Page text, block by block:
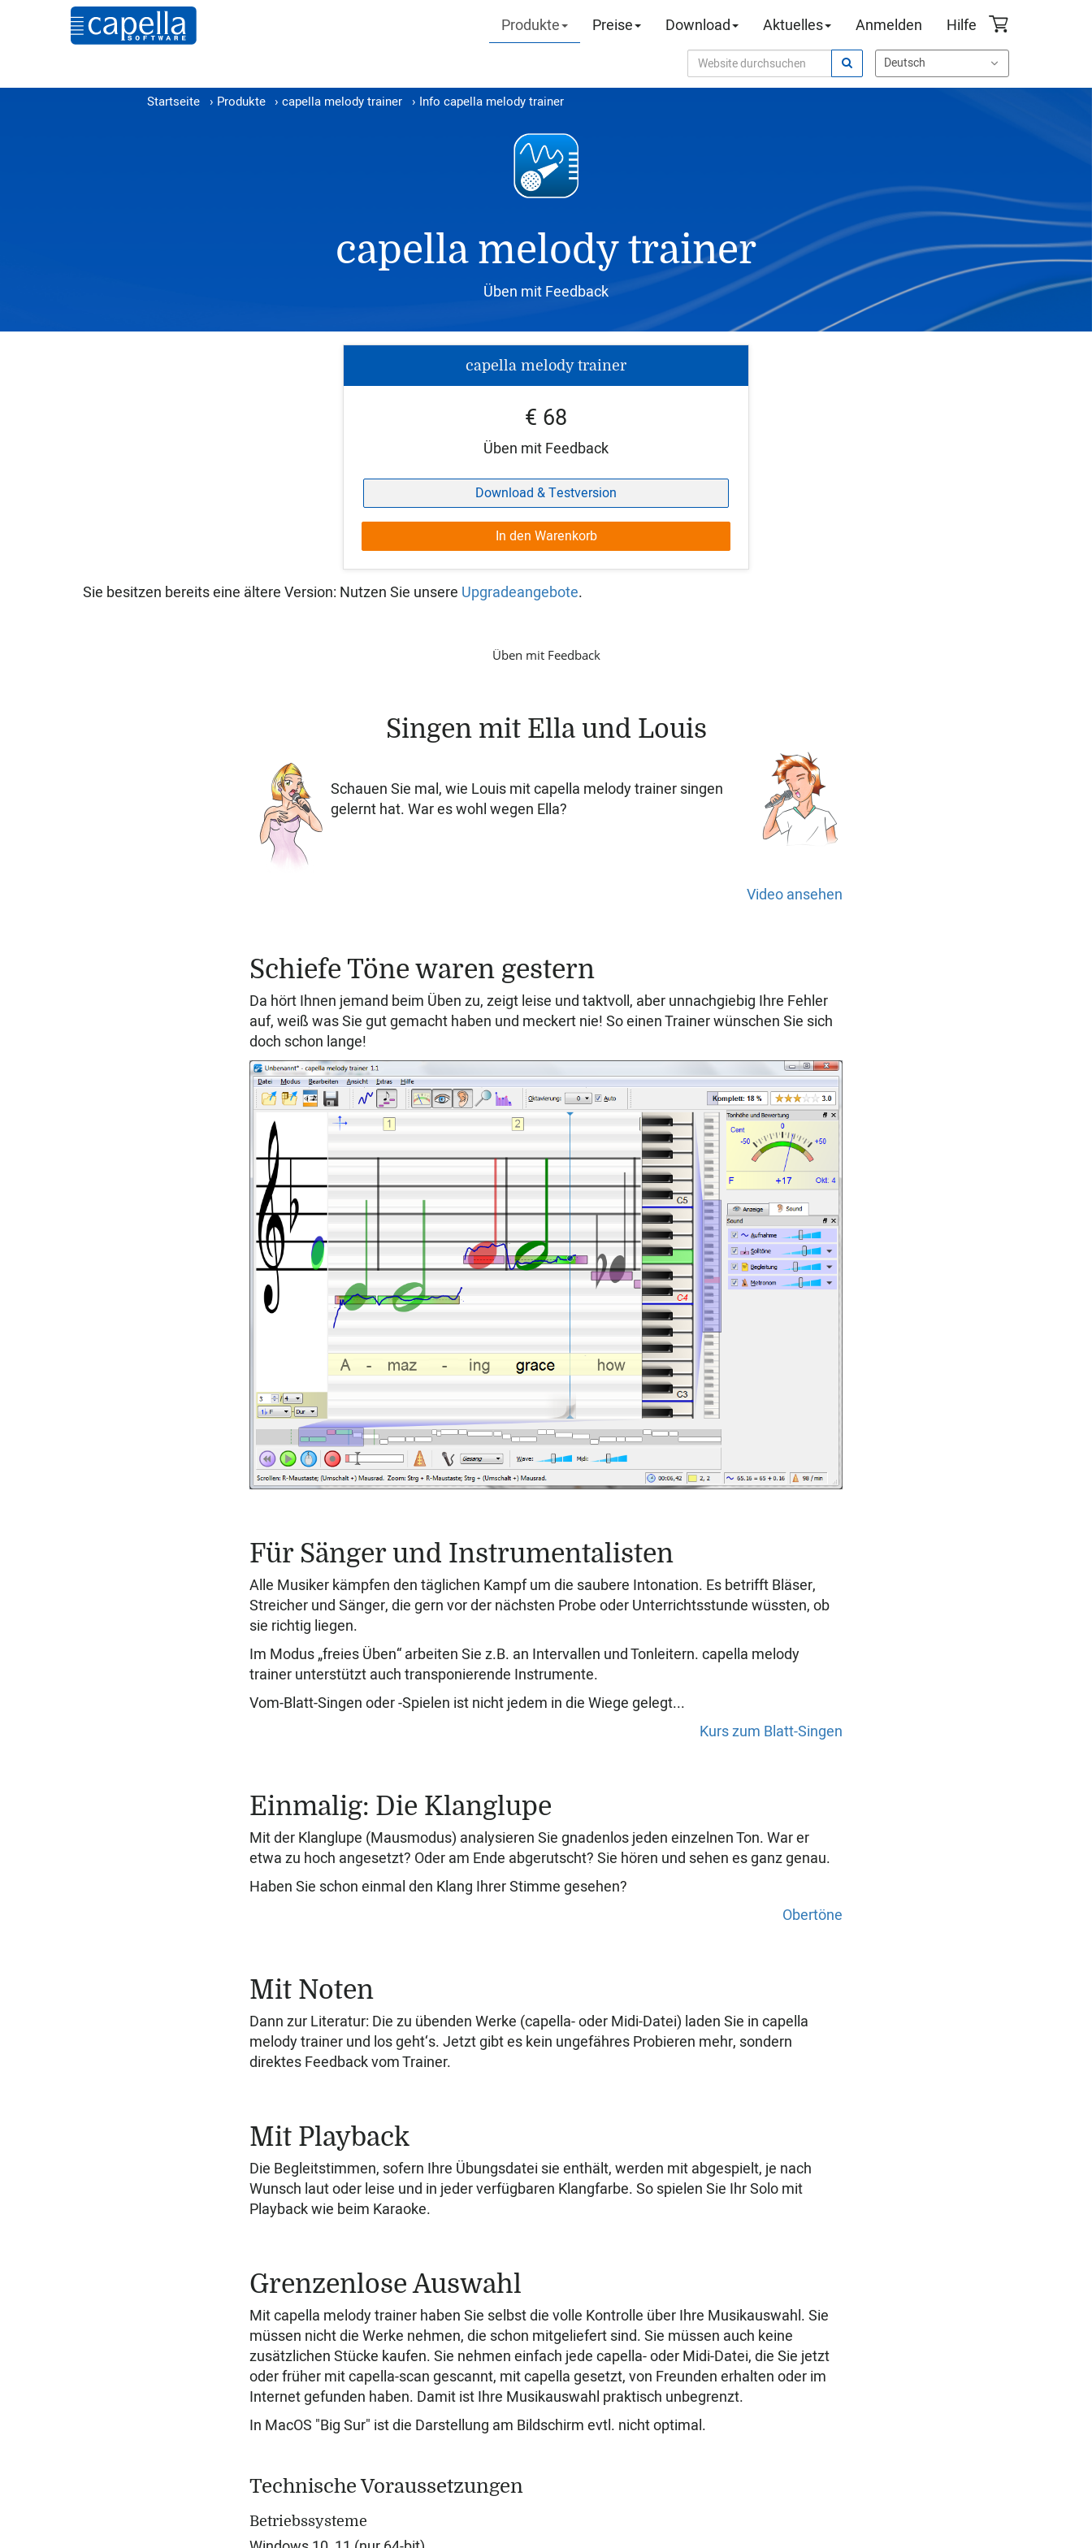
Produkte Preise Download Aktuelles Anmelden Hilfe
Startseite › Produkte › capella melody trainer › Info capella melody trainer
capella melody trainer
Üben mit Feedback
capella melody trainer
€ 68
Üben mit Feedback
Download & Testversion
In den Warenkorb
Sie besitzen bereits eine ältere Version: Nutzen Sie unsere Upgradeangebote.
Üben mit Feedback
Singen mit Ella und Louis
Schauen Sie mal, wie Louis mit capella melody trainer singen
gelernt hat. War es wohl wegen Ella?
Video ansehen
Schiefe Töne waren gestern
Da hört Ihnen jemand beim Üben zu, zeigt leise und taktvoll, aber unnachgiebig Ihre Fehler
auf, weiß was Sie gut gemacht haben und meckert nie! So einen Trainer wünschen Sie sich
doch schon lange!
Für Sänger und Instrumentalisten
Alle Musiker kämpfen den täglichen Kampf um die saubere In­to­na­tion. Es betrifft Bläser,
Streicher und Sänger, die gern vor der nächs­ten Probe oder Unterrichtsstunde wüssten, ob
sie richtig liegen.
Im Modus „freies Üben“ arbeiten Sie z.B. an Intervallen und Tonleitern. capella melody
trainer un­ter­stützt auch transponierende Instrumente.
Vom-Blatt-Singen oder -Spielen ist nicht jedem in die Wiege gelegt...
Kurs zum Blatt-Singen
Einmalig: Die Klanglupe
Mit der Klanglupe (Mausmodus) analysieren Sie gnadenlos jeden einzelnen Ton. War er
etwa zu hoch angesetzt? Oder am Ende abgerutscht? Sie hören und sehen es ganz genau.
Haben Sie schon einmal den Klang Ihrer Stimme gesehen?
Obertöne
Mit Noten
Dann zur Literatur: Die zu übenden Werke (capella- oder Midi-Datei) laden Sie in capella
melody trainer und los geht‘s. Jetzt gibt es kein ungefähres Probieren mehr, sondern
direktes Feedback vom Trainer.
Mit Playback
Die Begleitstimmen, sofern Ihre Übungsdatei sie enthält, werden mit abgespielt, je nach
Wunsch laut oder leise und in jeder verfügbaren Klangfarbe. So spielen Sie Ihr Solo mit
Playback wie beim Karaoke.
Grenzenlose Auswahl
Mit capella melody trainer haben Sie selbst die volle Kontrolle über Ihre Musikauswahl. Sie
müssen nicht die Werke nehmen, die schon mitgeliefert sind. Sie müssen auch keine
zusätzlichen Stücke kaufen. Sie nehmen einfach jede capella- oder Midi-Datei, die Sie jetzt
oder früher mit capella-scan gescannt, mit capella gesetzt, von Freunden erhalten oder im
Internet gefunden haben. Damit ist Ihre Musikauswahl praktisch unbegrenzt.
In MacOS "Big Sur" ist die Darstellung am Bildschirm evtl. nicht optimal.
Technische Voraussetzungen
Betriebssysteme